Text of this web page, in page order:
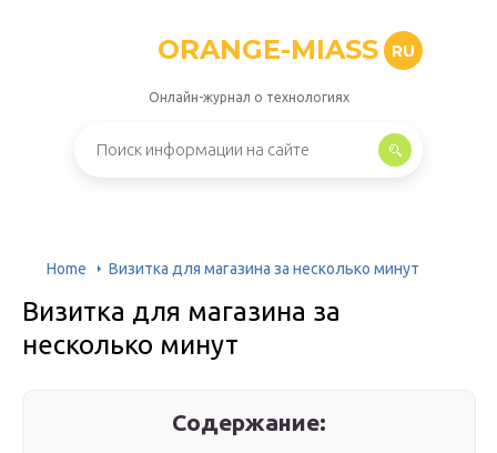
ORANGE-MIASS RU
Онлайн-журнал о технологиях
Home Визитка для магазина за несколько минут
Визитка для магазина за
несколько минут
Содержание: